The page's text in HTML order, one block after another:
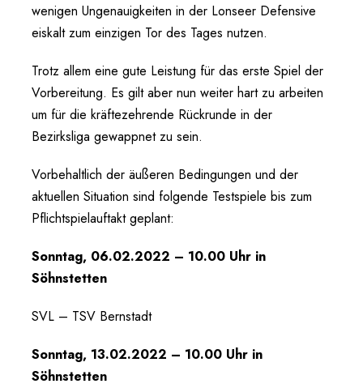
wenigen Ungenauigkeiten in der Lonseer Defensive
eiskalt zum einzigen Tor des Tages nutzen.
Trotz allem eine gute Leistung für das erste Spiel der
Vorbereitung. Es gilt aber nun weiter hart zu arbeiten
um für die kräftezehrende Rückrunde in der
Bezirksliga gewappnet zu sein.
Vorbehaltlich der äußeren Bedingungen und der
aktuellen Situation sind folgende Testspiele bis zum
Pflichtspielauftakt geplant:
Sonntag, 06.02.2022 – 10.00 Uhr in
Söhnstetten
SVL – TSV Bernstadt
Sonntag, 13.02.2022 – 10.00 Uhr in
Söhnstetten